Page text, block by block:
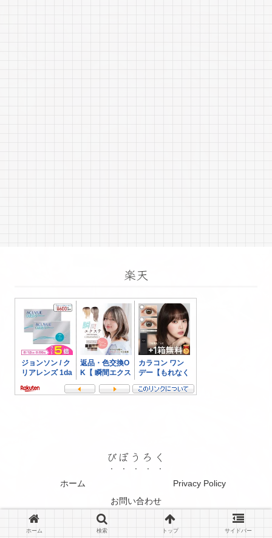
楽天
びぼうろく
ホーム
Privacy Policy
お問い合わせ
© 2016 びぼうろく.
ホーム 検索 トップ サイドバー